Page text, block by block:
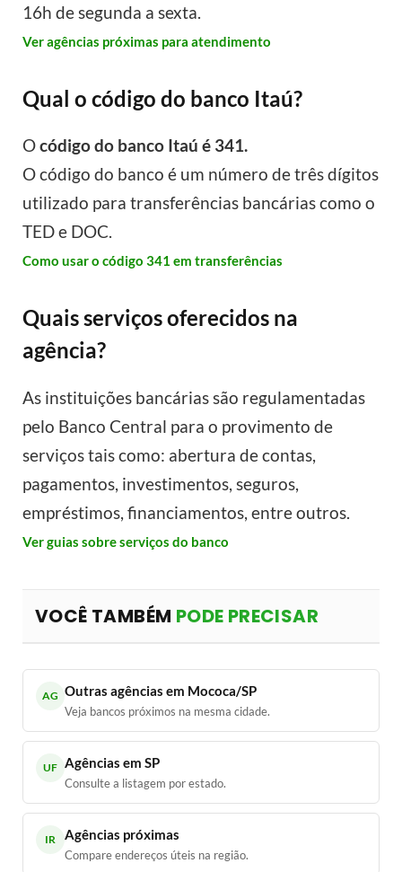
16h de segunda a sexta.
Ver agências próximas para atendimento
Qual o código do banco Itaú?
Ocódigo do banco Itaú é 341.
O código do banco é um número de três dígitos
utilizado para transferências bancárias como o
TED e DOC.
Como usar o código 341 em transferências
Quais serviços oferecidos na
agência?
As instituições bancárias são regulamentadas
pelo Banco Central para o provimento de
serviços tais como: abertura de contas,
pagamentos, investimentos, seguros,
empréstimos, financiamentos, entre outros.
Ver guias sobre serviços do banco
VOCÊ TAMBÉM PODE PRECISAR
AG Outras agências em Mococa/SP
Veja bancos próximos na mesma cidade.
UF Agências em SP
Consulte a listagem por estado.
IR Agências próximas
Compare endereços úteis na região.